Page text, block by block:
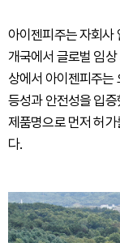
아이젠피주는 자회사
개국에서 글로벌 임
상에서 아이젠피주는
등성과 안전성을 입
제품명으로 먼저 허
다.